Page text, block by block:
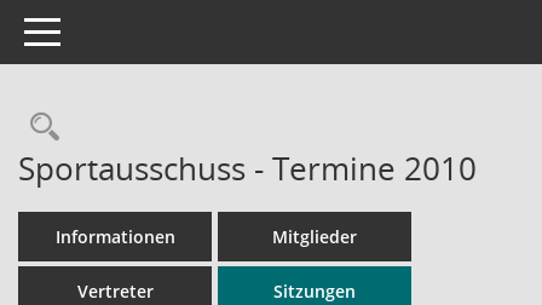
Toggle navigation
Rechercheauswahl
Sportausschuss - Termine 2010
Informationen Mitglieder
Vertreter Sitzungen